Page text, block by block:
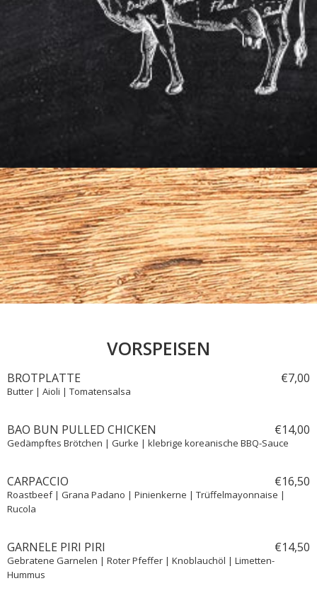
VORSPEISEN
BROTPLATTE €7,00
Butter | Aioli | Tomatensalsa
BAO BUN PULLED CHICKEN €14,00
Gedämpftes Brötchen | Gurke | klebrige koreanische BBQ-Sauce
CARPACCIO €16,50
Roastbeef | Grana Padano | Pinienkerne | Trüffelmayonnaise |
Rucola
GARNELE PIRI PIRI €14,50
Gebratene Garnelen | Roter Pfeffer | Knoblauchöl | Limetten-
Hummus